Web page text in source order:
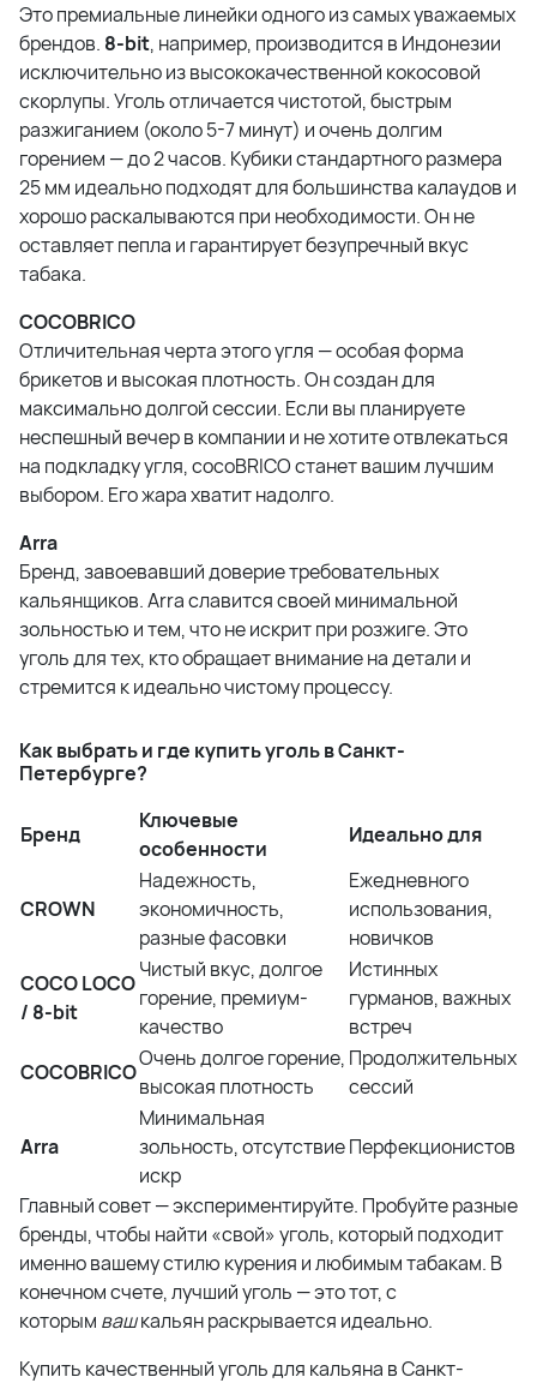
Это премиальные линейки одного из самых уважаемых
брендов. 8-bit, например, производится в Индонезии
исключительно из высококачественной кокосовой
скорлупы. Уголь отличается чистотой, быстрым
разжиганием (около 5-7 минут) и очень долгим
горением — до 2 часов. Кубики стандартного размера
25 мм идеально подходят для большинства калаудов и
хорошо раскалываются при необходимости. Он не
оставляет пепла и гарантирует безупречный вкус
табака.
COCOBRICO
Отличительная черта этого угля — особая форма
брикетов и высокая плотность. Он создан для
максимально долгой сессии. Если вы планируете
неспешный вечер в компании и не хотите отвлекаться
на подкладку угля, cocoBRICO станет вашим лучшим
выбором. Его жара хватит надолго.
Arra
Бренд, завоевавший доверие требовательных
кальянщиков. Arra славится своей минимальной
зольностью и тем, что не искрит при розжиге. Это
уголь для тех, кто обращает внимание на детали и
стремится к идеально чистому процессу.
Как выбрать и где купить уголь в Санкт-
Петербурге?
Бренд
Ключевые
особенности
Идеально для
CROWN
Надежность,
экономичность,
разные фасовки
Ежедневного
использования,
новичков
COCO LOCO
/ 8-bit
Чистый вкус, долгое
горение, премиум-
качество
Истинных
гурманов, важных
встреч
COCOBRICO
Очень долгое горение,
высокая плотность
Продолжительных
сессий
Arra
Минимальная
зольность, отсутствие
искр
Перфекционистов
Главный совет — экспериментируйте. Пробуйте разные
бренды, чтобы найти «свой» уголь, который подходит
именно вашему стилю курения и любимым табакам. В
конечном счете, лучший уголь — это тот, с
которым вашкальян раскрывается идеально.
Купить качественный уголь для кальяна в Санкт-